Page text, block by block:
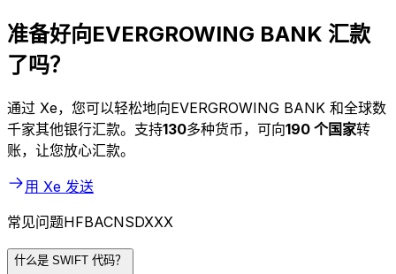
准备好向EVERGROWING BANK 汇款
了吗？
通过 Xe，您可以轻松地向EVERGROWING BANK 和全球数
千家其他银行汇款。支持130多种货币，可向190 个国家转
账，让您放心汇款。
用 Xe 发送
常见问题HFBACNSDXXX
什么是 SWIFT 代码？